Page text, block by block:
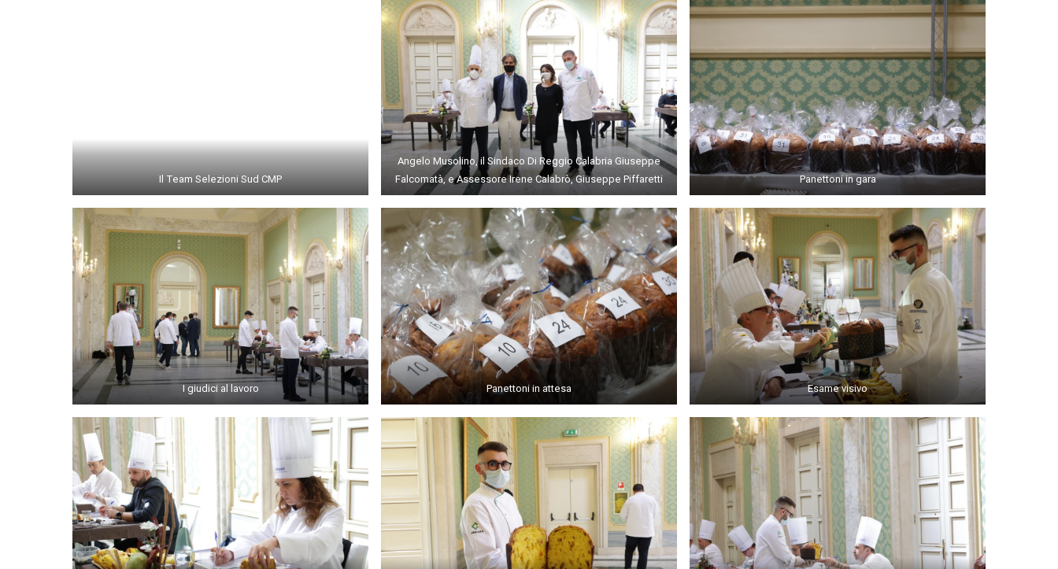
Il Team Selezioni Sud CMP
Angelo Musolino, il Sindaco Di Reggio Calabria Giuseppe
Falcomatà, e Assessore Irene Calabrò, Giuseppe Piffaretti
Panettoni in gara
I giudici al lavoro Panettoni in attesa Esame visivo